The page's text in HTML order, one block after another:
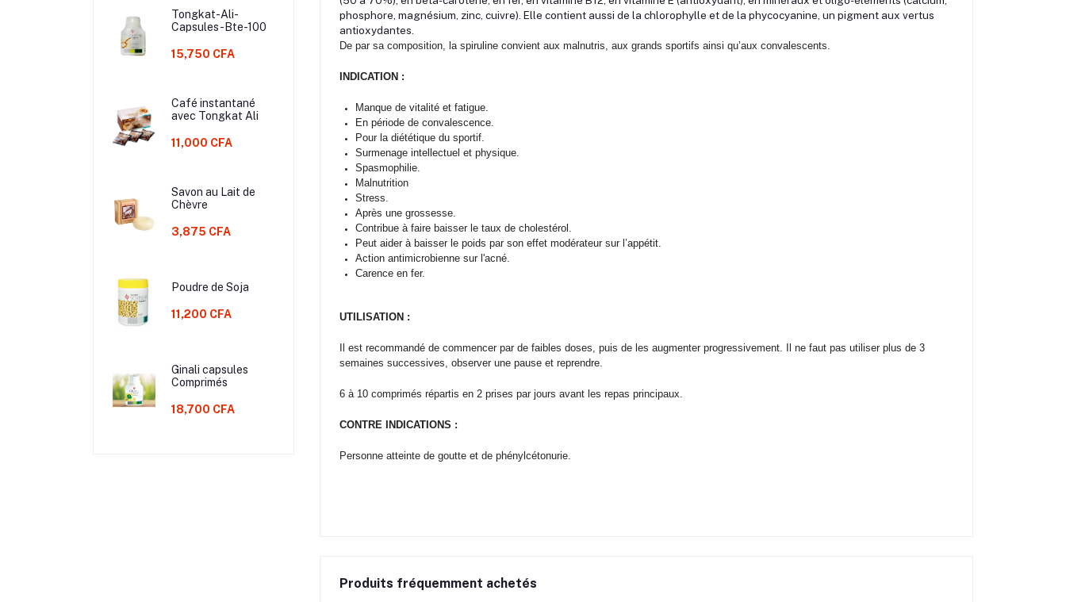
Tongkat-Ali-
Capsules-Bte-100
15,750 CFA
Café instantané
avec Tongkat Ali
11,000 CFA
Savon au Lait de
Chèvre
3,875 CFA
Poudre de Soja
11,200 CFA
Ginali capsules
Comprimés
18,700 CFA
phosphore, magnésium, zinc, cuivre). Elle contient aussi de la chlorophylle et de la phycocyanine, un pigment aux vertus
antioxydantes.
De par sa composition, la spiruline convient aux malnutris, aux grands sportifs ainsi qu’aux convalescents.
INDICATION :
Manque de vitalité et fatigue.
En période de convalescence.
Pour la diététique du sportif.
Surmenage intellectuel et physique.
Spasmophilie.
Malnutrition
Stress.
Après une grossesse.
Contribue à faire baisser le taux de cholestérol.
Peut aider à baisser le poids par son effet modérateur sur l’appétit.
Action antimicrobienne sur l'acné.
Carence en fer.
UTILISATION :
Il est recommandé de commencer par de faibles doses, puis de les augmenter progressivement. Il ne faut pas utiliser plus de 3
semaines successives, observer une pause et reprendre.
6 à 10 comprimés répartis en 2 prises par jours avant les repas principaux.
CONTRE INDICATIONS :
Personne atteinte de goutte et de phénylcétonurie.
Produits fréquemment achetés